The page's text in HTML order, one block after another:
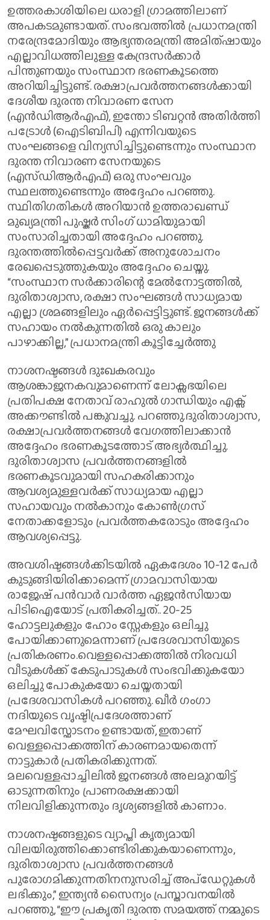
ഉത്തരകാശിയിലെ ധരാളി ഗ്രാമത്തിലാണ്
അപകടമുണ്ടായത്. സംഭവത്തിൽ പ്രധാനമന്ത്രി
നരേന്ദ്രമോദിയും ആഭ്യന്തരമന്ത്രി അമിത്ഷായും
എല്ലാവിധത്തിലുള്ള കേന്ദ്രസർക്കാർ
പിന്തുണയും സംസ്ഥാന ഭരണകൂടത്തെ
അറിയിച്ചിട്ടുണ്ട്. രക്ഷാപ്രവർത്തനങ്ങൾക്കായി
ദേശീയ ദുരന്ത നിവാരണ സേന
(എൻ‌ഡി‌ആർ‌എഫ്), ഇന്തോ ടിബറ്റൻ അതിർത്തി
പട്രോൾ (ഐ‌ടി‌ബി‌പി) എന്നിവയുടെ
സംഘങ്ങളെ വിന്യസിച്ചിട്ടുണ്ടെന്നും സംസ്ഥാന
ദുരന്ത നിവാരണ സേനയുടെ
(എസ്‌ഡി‌ആർ‌എഫ്) ഒരു സംഘവും
സ്ഥലത്തുണ്ടെന്നും അദ്ദേഹം പറഞ്ഞു.
സ്ഥിതിഗതികൾ അറിയാൻ ഉത്തരാഖണ്ഡ്
മുഖ്യമന്ത്രി പുഷ്കർ സിംഗ് ധാമിയുമായി
സംസാരിച്ചതായി അദ്ദേഹം പറഞ്ഞു.
ദുരന്തത്തിൽപ്പെട്ടവർക്ക് അനുശോചനം
രേഖപ്പെടുത്തുകയും അദ്ദേഹം ചെയ്തു.
“സംസ്ഥാന സർക്കാരിന്റെ മേൽനോട്ടത്തിൽ,
ദുരിതാശ്വാസ, രക്ഷാ സംഘങ്ങൾ സാധ്യമായ
എല്ലാ ശ്രമങ്ങളിലും ഏർപ്പെട്ടിട്ടുണ്ട്. ജനങ്ങൾക്ക്
സഹായം നൽകുന്നതിൽ ഒരു കാലും
പാഴാക്കില്ല,” പ്രധാനമന്ത്രി കൂട്ടിച്ചേർത്തു
നാശനഷ്ടങ്ങൾ ദുഃഖകരവും
ആശങ്കാജനകവുമാണെന്ന് ലോക്സഭയിലെ
പ്രതിപക്ഷ നേതാവ് രാഹുൽ ഗാന്ധിയും എക്സ്
അക്കൗണ്ടിൽ പങ്കുവച്ചു. പറഞ്ഞു.ദുരിതാശ്വാസ,
രക്ഷാപ്രവർത്തനങ്ങൾ വേഗത്തിലാക്കാൻ
അദ്ദേഹം ഭരണകൂടത്തോട് അഭ്യർത്ഥിച്ചു.
ദുരിതാശ്വാസ പ്രവർത്തനങ്ങളിൽ
ഭരണകൂടവുമായി സഹകരിക്കാനും
ആവശ്യമുള്ളവർക്ക് സാധ്യമായ എല്ലാ
സഹായവും നൽകാനും കോൺഗ്രസ്
നേതാക്കളോടും പ്രവർത്തകരോടും അദ്ദേഹം
ആവശ്യപ്പെട്ടു.
അവശിഷ്ടങ്ങൾക്കിടയിൽ ഏകദേശം 10-12 പേർ
കുടുങ്ങിയിരിക്കാമെന്ന് ഗ്രാമവാസിയായ
രാജേഷ് പൻവാർ വാർത്ത ഏജൻസിയായ
പിടിഐയോട് പ്രതികരിച്ചത്.. 20-25
ഹോട്ടലുകളും ഹോം സ്റ്റേകളും ഒലിച്ചു
പോയിക്കാണുമെന്നാണ് പ്രദേശവാസിയുടെ
പ്രതികരണം.വെള്ളപ്പൊക്കത്തിൽ നിരവധി
വീടുകൾക്ക് കേടുപാടുകൾ സംഭവിക്കുകയോ
ഒലിച്ചു പോകുകയോ ചെയ്തതായി
പ്രദേശവാസികൾ പറഞ്ഞു. ഖീർ ഗംഗാ
നദിയുടെ വൃഷ്ടിപ്രദേശത്താണ്
മേഘവിസ്ഫോടനം ഉണ്ടായത്, ഇതാണ്
വെള്ളപ്പൊക്കത്തിന് കാരണമായതെന്ന്
നാട്ടുകാർ പ്രതികരിക്കുന്നത്.
മലവെള്ളപ്പാച്ചിലിൽ ജനങ്ങൾ അലമുറയിട്ട്
ഓടുന്നതിനും പ്രാണരക്ഷക്കായി
നിലവിളിക്കുന്നതും ദൃശ്യങ്ങളിൽ കാണാം.
നാശനഷ്ടങ്ങളുടെ വ്യാപ്തി കൃത്യമായി
വിലയിരുത്തിക്കൊണ്ടിരിക്കുകയാണെന്നും,
ദുരിതാശ്വാസ പ്രവർത്തനങ്ങൾ
പുരോഗമിക്കുന്നതിനനുസരിച്ച് അപ്‌ഡേറ്റുകൾ
ലഭിക്കും,” ഇന്ത്യൻ സൈന്യം പ്രസ്താവനയിൽ
പറഞ്ഞു, “ഈ പ്രകൃതി ദുരന്ത സമയത്ത് നമ്മുടെ